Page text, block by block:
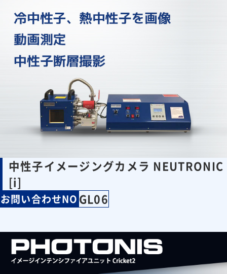
中性子イメージングカメラ NEUTRONIC
[i]
お問い合わせNO GL06